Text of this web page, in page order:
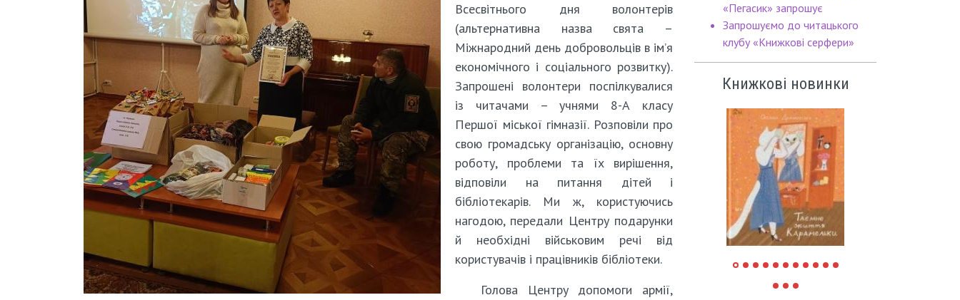
Всесвітнього дня волонтерів
(альтернативна назва свята –
Міжнародний день добровольців в ім’я
економічного і соціального розвитку).
Запрошені волонтери поспілкувалися
із читачами – учнями 8-А класу
Першої міської гімназії. Розповіли про
свою громадську організацію, основну
роботу, проблеми та їх вирішення,
відповіли на питання дітей і
бібліотекарів. Ми ж, користуючись
нагодою, передали Центру подарунки
й необхідні військовим речі від
користувачів і працівників бібліотеки.
Голова Центру допомоги армії,
«Пегасик» запрошує
Запрошуємо до читацького
клубу «Книжкові серфери»
Книжкові новинки